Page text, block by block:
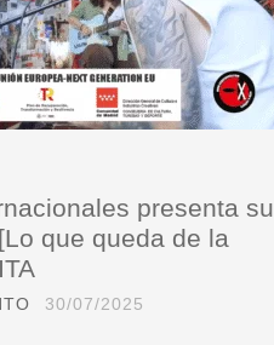
presenta su
que queda de la
30/07/2025